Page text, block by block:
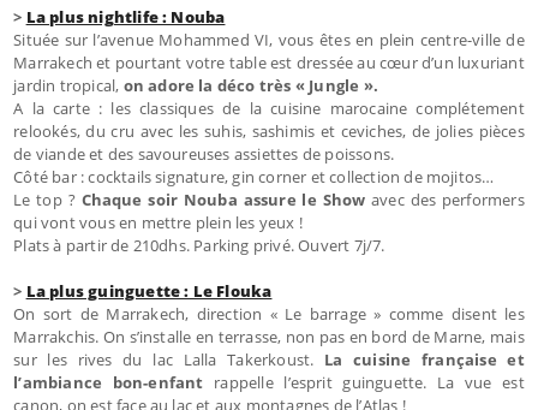
> La plus nightlife : Nouba
Située sur l’avenue Mohammed VI, vous êtes en plein centre-ville de
Marrakech et pourtant votre table est dressée au cœur d’un luxuriant
jardin tropical, on adore la déco très « Jungle ».
A la carte : les classiques de la cuisine marocaine complétement
relookés, du cru avec les suhis, sashimis et ceviches, de jolies pièces
de viande et des savoureuses assiettes de poissons.
Côté bar : cocktails signature, gin corner et collection de mojitos…
Le top ? Chaque soir Nouba assure le Showavec des performers
qui vont vous en mettre plein les yeux !
Plats à partir de 210dhs. Parking privé. Ouvert 7j/7.
> La plus guinguette : Le Flouka
On sort de Marrakech, direction « Le barrage » comme disent les
Marrakchis. On s’installe en terrasse, non pas en bord de Marne, mais
sur les rives du lac Lalla Takerkoust. La cuisine française et
l’ambiance bon-enfant rappelle l’esprit guinguette. La vue est
canon, on est face au lac et aux montagnes de l’Atlas !